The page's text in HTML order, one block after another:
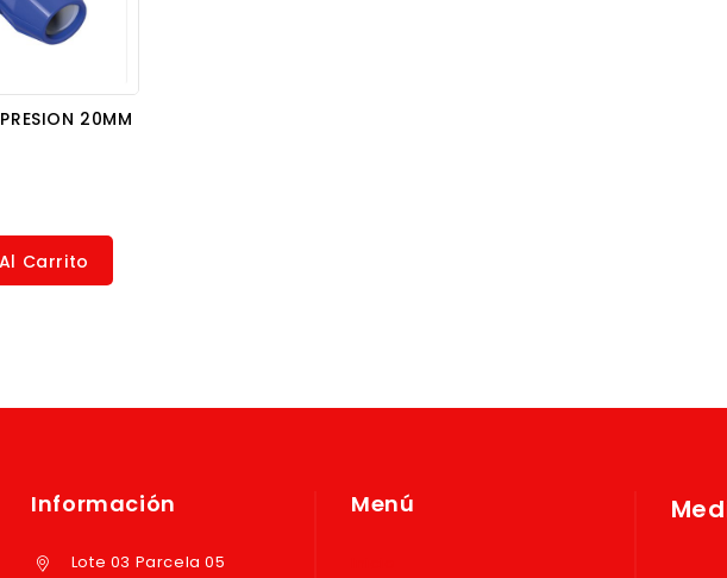
20MM
Carrito
Información
Lote 03 Parcela 05
Menú